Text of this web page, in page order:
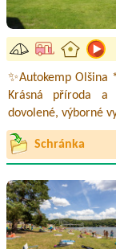
✨Autokemp
Krásná příroda
dovolené, výborné
Schránka